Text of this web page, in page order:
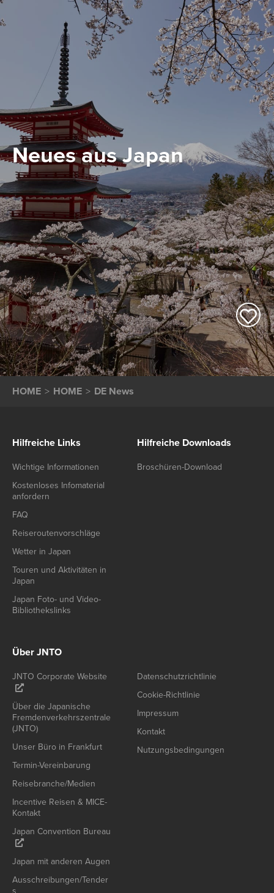
Neues aus Japan
HOME HOME DE News
Hilfreiche Links
Wichtige Informationen
Kostenloses Infomaterial
anfordern
FAQ
Reiseroutenvorschläge
Wetter in Japan
Touren und Aktivitäten in
Japan
Japan Foto- und Video-
Bibliothekslinks
Hilfreiche Downloads
Broschüren-Download
Über JNTO
JNTO Corporate Website
Über die Japanische
Fremdenverkehrszentrale
(JNTO)
Unser Büro in Frankfurt
Termin-Vereinbarung
Reisebranche/Medien
Incentive Reisen & MICE-
Kontakt
Japan Convention Bureau
Japan mit anderen Augen
Ausschreibungen/Tender
Datenschutzrichtlinie
Cookie-Richtlinie
Impressum
Kontakt
Nutzungsbedingungen